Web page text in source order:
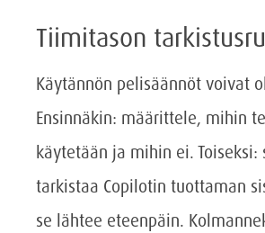
Tiimitason
Käytännön pelisäännöt voivat
Ensinnäkin: määrittele, mihin
käytetään ja mihin ei. Toiseksi:
tarkistaa Copilotin tuottaman
se lähtee eteenpäin.